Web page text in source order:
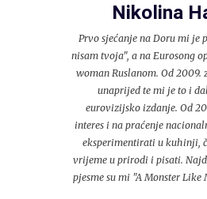
Nikolina
Prvo sjećanje na Doru mi je
nisam tvoja", a na Eurosong
woman Ruslanom. Od 2009.
unaprijed te mi je to i
eurovizijsko izdanje. Od
interes i na praćenje
eksperimentirati u kuhinji,
vrijeme u prirodi i pisati.
pjesme su mi "A Monster Like